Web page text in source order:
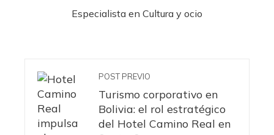
Especialista en Cultura y ocio
POST PREVIO
Turismo corporativo en
Bolivia: el rol estratégico
del Hotel Camino Real en